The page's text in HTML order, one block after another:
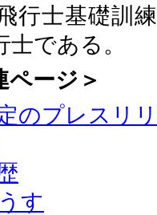
行士基礎訓
である。
ページ＞
のプレスリ
す